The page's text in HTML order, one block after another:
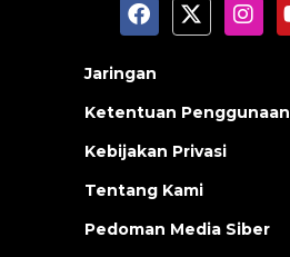
Jaringan
Ketentuan Penggunaan
Kebijakan Privasi
Tentang Kami
Pedoman Media Siber